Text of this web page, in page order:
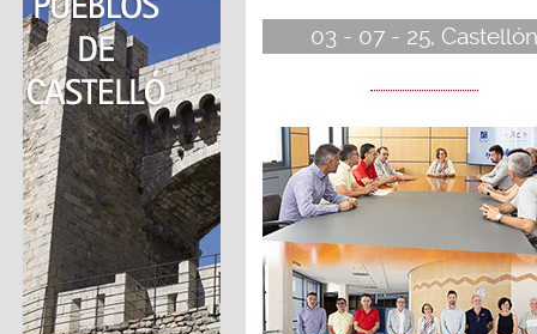
03 - 07 - 25, Castellón